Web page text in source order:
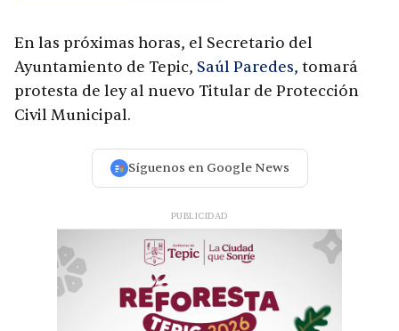
En las próximas horas, el Secretario del
Ayuntamiento de Tepic, Saúl Paredes, tomará
protesta de ley al nuevo Titular de Protección
Civil Municipal.
Síguenos en Google News
PUBLICIDAD